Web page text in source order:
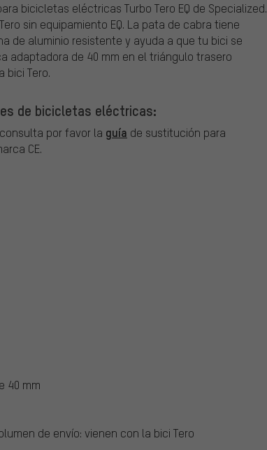
bicicletas eléctricas Turbo Tero EQ de Specialized.
sin equipamiento EQ. La pata de cabra tiene
de aluminio resistente y ayuda a que tu bici se
adaptadora de 40 mm en el triángulo trasero
bici Tero.
de bicicletas eléctricas:
por favor la guía de sustitución para
CE.
40 mm
de envío: vienen con la bici Tero